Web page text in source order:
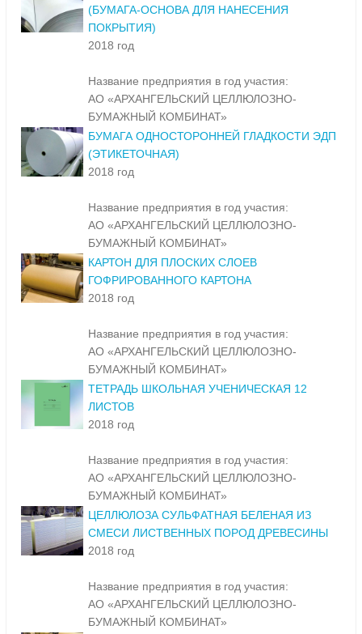
(БУМАГА-ОСНОВА ДЛЯ НАНЕСЕНИЯ
ПОКРЫТИЯ)
2018 год
Название предприятия в год участия:
АО «АРХАНГЕЛЬСКИЙ ЦЕЛЛЮЛОЗНО-
БУМАЖНЫЙ КОМБИНАТ»
БУМАГА ОДНОСТОРОННЕЙ ГЛАДКОСТИ ЭДП
(ЭТИКЕТОЧНАЯ)
2018 год
Название предприятия в год участия:
АО «АРХАНГЕЛЬСКИЙ ЦЕЛЛЮЛОЗНО-
БУМАЖНЫЙ КОМБИНАТ»
КАРТОН ДЛЯ ПЛОСКИХ СЛОЕВ
ГОФРИРОВАННОГО КАРТОНА
2018 год
Название предприятия в год участия:
АО «АРХАНГЕЛЬСКИЙ ЦЕЛЛЮЛОЗНО-
БУМАЖНЫЙ КОМБИНАТ»
ТЕТРАДЬ ШКОЛЬНАЯ УЧЕНИЧЕСКАЯ 12
ЛИСТОВ
2018 год
Название предприятия в год участия:
АО «АРХАНГЕЛЬСКИЙ ЦЕЛЛЮЛОЗНО-
БУМАЖНЫЙ КОМБИНАТ»
ЦЕЛЛЮЛОЗА СУЛЬФАТНАЯ БЕЛЕНАЯ ИЗ
СМЕСИ ЛИСТВЕННЫХ ПОРОД ДРЕВЕСИНЫ
2018 год
Название предприятия в год участия:
АО «АРХАНГЕЛЬСКИЙ ЦЕЛЛЮЛОЗНО-
БУМАЖНЫЙ КОМБИНАТ»